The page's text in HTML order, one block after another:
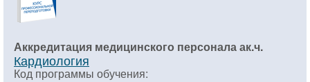
Аккредитация медицинского персонала ак.ч.
Кардиология
Код программы обучения: